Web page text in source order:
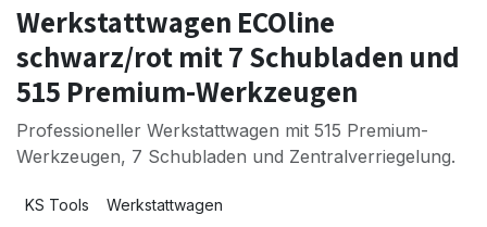
Werkstattwagen ECOline
schwarz/rot mit 7 Schubladen und
515 Premium-Werkzeugen
Professioneller Werkstattwagen mit 515 Premium-
Werkzeugen, 7 Schubladen und Zentralverriegelung.
KS Tools Werkstattwagen